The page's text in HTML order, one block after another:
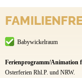
Babywickelraum
Ferienprogramm/Animation
Osterferien Rhl.P. und NRW.